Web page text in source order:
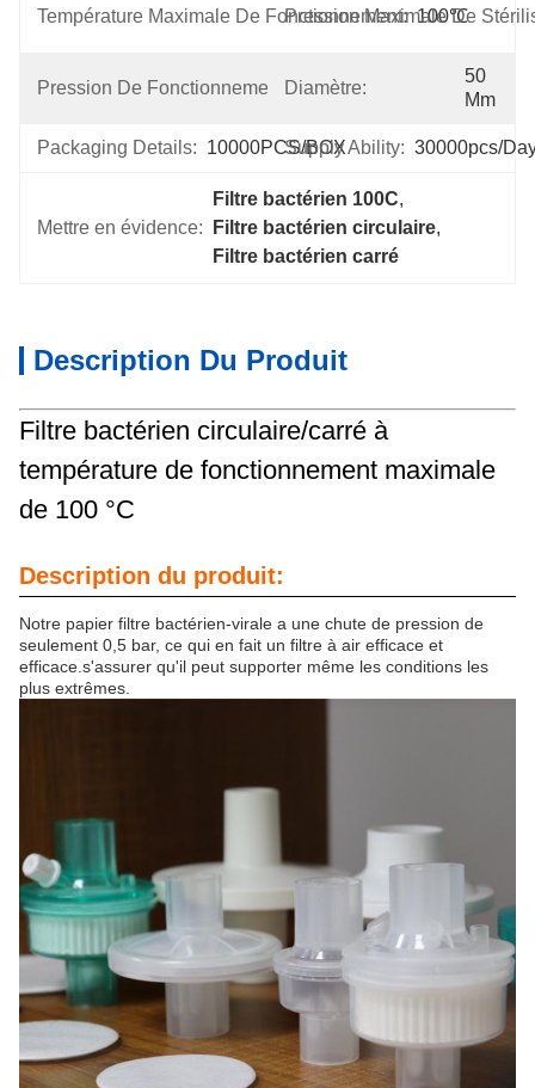
Température Maximale De Fonctionnement: 100℃
Pression Maximale De
Pression De Fonctionnement Maximale:
Diamètre:
50
Mm
Packaging Details: 10000PCS/BOXSupply Ability: 30000pcs/
Mettre en évidence:
Filtre bactérien 100C,
Filtre bactérien circulaire,
Filtre bactérien carré
Description Du Produit
Filtre bactérien circulaire/carré à
température de fonctionnement maximale
de 100 °C
Description du produit:
Notre papier filtre bactérien-virale a une chute de pression de
seulement 0,5 bar, ce qui en fait un filtre à air efficace et
efficace.s'assurer qu'il peut supporter même les conditions les
plus extrêmes.